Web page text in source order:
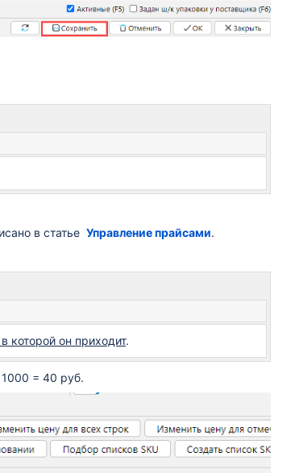
в статье Управление прайсами.
которой он приходит.
= 40 руб.